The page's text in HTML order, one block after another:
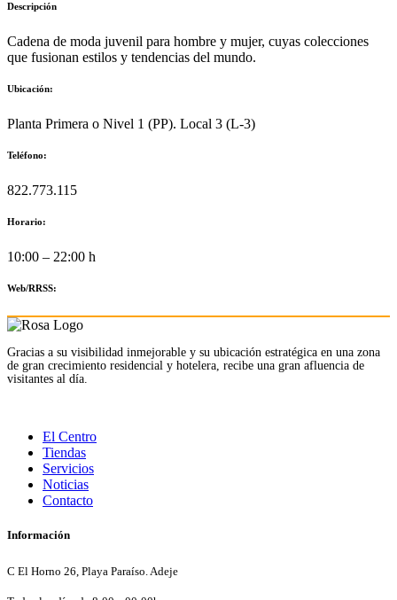
Descripción
Cadena de moda juvenil para hombre y mujer, cuyas colecciones
que fusionan estilos y tendencias del mundo.
Ubicación:
Planta Primera o Nivel 1 (PP). Local 3 (L-3)
Teléfono:
822.773.115
Horario:
10:00 – 22:00 h
Web/RRSS:
Gracias a su visibilidad inmejorable y su ubicación estratégica en una zona
de gran crecimiento residencial y hotelera, recibe una gran afluencia de
visitantes al día.
El Centro
Tiendas
Servicios
Noticias
Contacto
Información
C El Horno 26, Playa Paraíso. Adeje